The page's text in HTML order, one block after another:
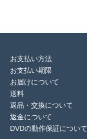
お支払い方法
お支払い期限
お届けについて
送料
返品・交換について
返金について
DVDの動作保証について